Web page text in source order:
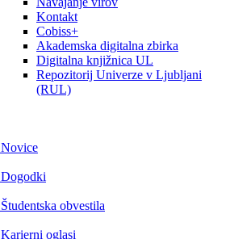
Kontakt
Cobiss+
Akademska digitalna zbirka
Digitalna knjižnica UL
Repozitorij Univerze v Ljubljani
(RUL)
Novice
Dogodki
Študentska obvestila
Karierni oglasi